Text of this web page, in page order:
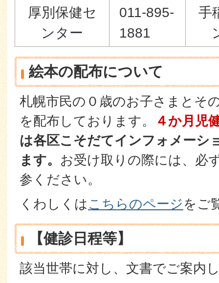
厚別保健セ
ンター
011-895-
1881
手
絵本の配布について
札幌市民の０歳のお子さまとそ
を配布しております。
４か月児
は各区こそだてインフォメーシ
ます。 お受け取りの際には、必
参ください。
くわしくはこちらのページをご
【健診日程等】
該当世帯に対し、文書でご案内